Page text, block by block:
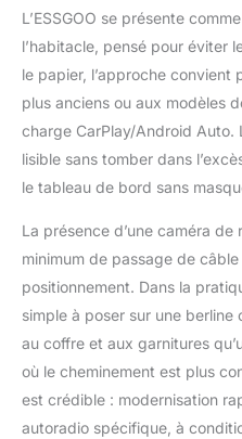
-
L’ESSGOO se présente
l’habitacle, pensé pour éviter
le papier, l’approche convient
plus anciens ou aux modèles
charge CarPlay/Android Auto.
lisible sans tomber dans
le tableau de bord sans
La présence d’une caméra
minimum de passage de
positionnement. Dans la
simple à poser sur une berline
au coffre et aux garnitures
où le cheminement est plus
est crédible : modernisation
autoradio spécifique, à